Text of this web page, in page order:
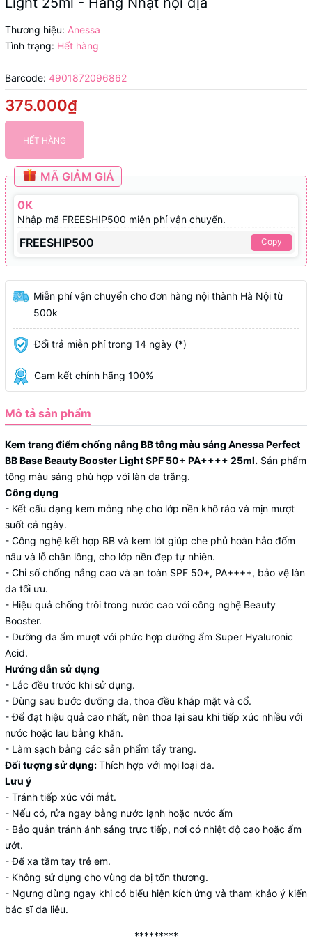
Thương hiệu: Anessa
Tình trạng: Hết hàng
Barcode: 4901872096862
375.000₫
HẾT HÀNG
MÃ GIẢM GIÁ
0K
Nhập mã FREESHIP500 miễn phí vận chuyển.
FREESHIP500 Copy
Miễn phí vận chuyển cho đơn hàng nội thành Hà Nội từ
500k
Đổi trả miễn phí trong 14 ngày (*)
Cam kết chính hãng 100%
Mô tả sản phẩm
Kem trang điểm chống nắng BB tông màu sáng Anessa Perfect
BB Base Beauty Booster Light SPF 50+ PA++++ 25ml. Sản phẩm
tông màu sáng phù hợp với làn da trắng.
Công dụng
- Kết cấu dạng kem mỏng nhẹ cho lớp nền khô ráo và mịn mượt
suốt cả ngày.
- Công nghệ kết hợp BB và kem lót giúp che phủ hoàn hảo đốm
nâu và lỗ chân lông, cho lớp nền đẹp tự nhiên.
- Chỉ số chống nắng cao và an toàn SPF 50+, PA++++, bảo vệ làn
da tối ưu.
- Hiệu quả chống trôi trong nước cao với công nghệ Beauty
Booster.
- Dưỡng da ẩm mượt với phức hợp dưỡng ẩm Super Hyaluronic
Acid.
Hướng dẫn sử dụng
- Lắc đều trước khi sử dụng.
- Dùng sau bước dưỡng da, thoa đều khắp mặt và cổ.
- Để đạt hiệu quả cao nhất, nên thoa lại sau khi tiếp xúc nhiều với
nước hoặc lau bằng khăn.
- Làm sạch bằng các sản phẩm tẩy trang.
Đối tượng sử dụng:Thích hợp với mọi loại da.
Lưu ý
- Tránh tiếp xúc với mắt.
- Nếu có, rửa ngay bằng nước lạnh hoặc nước ấm
- Bảo quản tránh ánh sáng trực tiếp, nơi có nhiệt độ cao hoặc ẩm
ướt.
- Để xa tầm tay trẻ em.
- Không sử dụng cho vùng da bị tổn thương.
- Ngưng dùng ngay khi có biểu hiện kích ứng và tham khảo ý kiến
bác sĩ da liễu.
*********